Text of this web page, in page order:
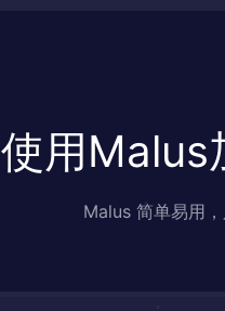
使用Malus
Malus 简单易用